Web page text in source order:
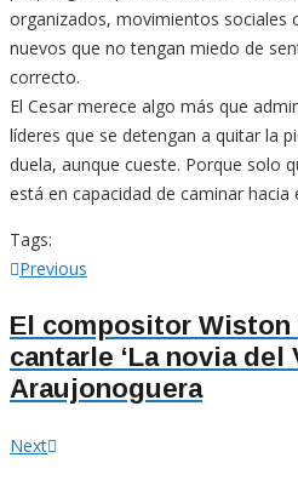
organizados, movimientos sociales
nuevos que no tengan miedo de
correcto.
El Cesar merece algo más que
líderes que se detengan a quitar la
duela, aunque cueste. Porque solo
está en capacidad de caminar
Tags:
Navegación
de
entradas
Previous
El compositor Wiston
cantarle ‘La novia del
Araujonoguera
Next